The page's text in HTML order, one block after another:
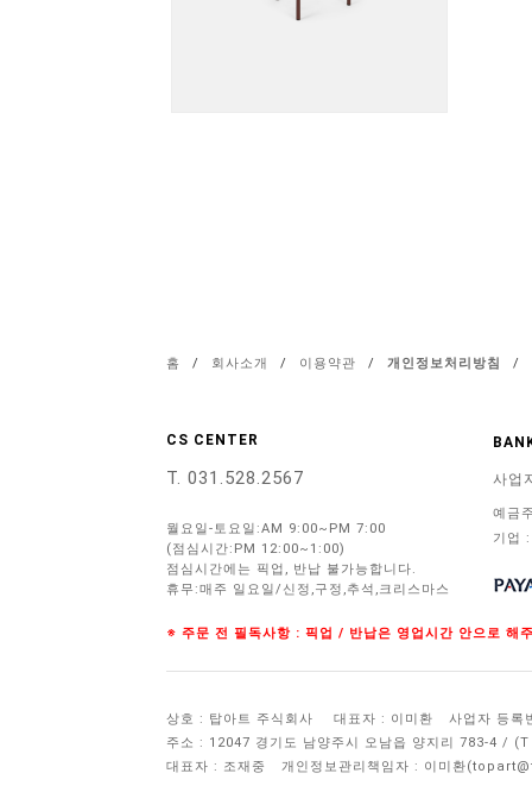
홈 / 회사소개 / 이용약관 / 개인정보처리방침 /
CS CENTER
T. 031.528.2567
월요일-토요일:AM 9:00~PM 7:00
(점심시간:PM 12:00~1:00)
점심시간에는 픽업, 반납 불가능합니다.
휴무:매주 일요일/신정,구정,추석,크리스마스
사업
예금
기업
※ 주문 전 필독사항 : 픽업 / 반납은 영업시간 안으로 해
상호 : 탑아트 주식회사 대표자 : 이미환
사업자 등록
주소 : 12047 경기도 남양주시 오남읍 양지리 783-4 /
대표자 : 조재중
개인정보관리책임자 : 이미환